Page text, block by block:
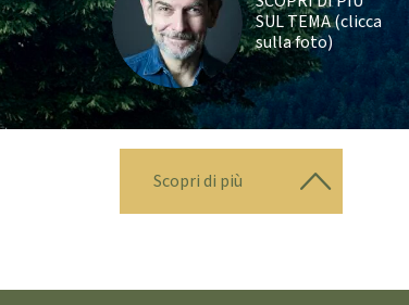
Scopri di più
SUL TEMA (clicca
sulla foto)